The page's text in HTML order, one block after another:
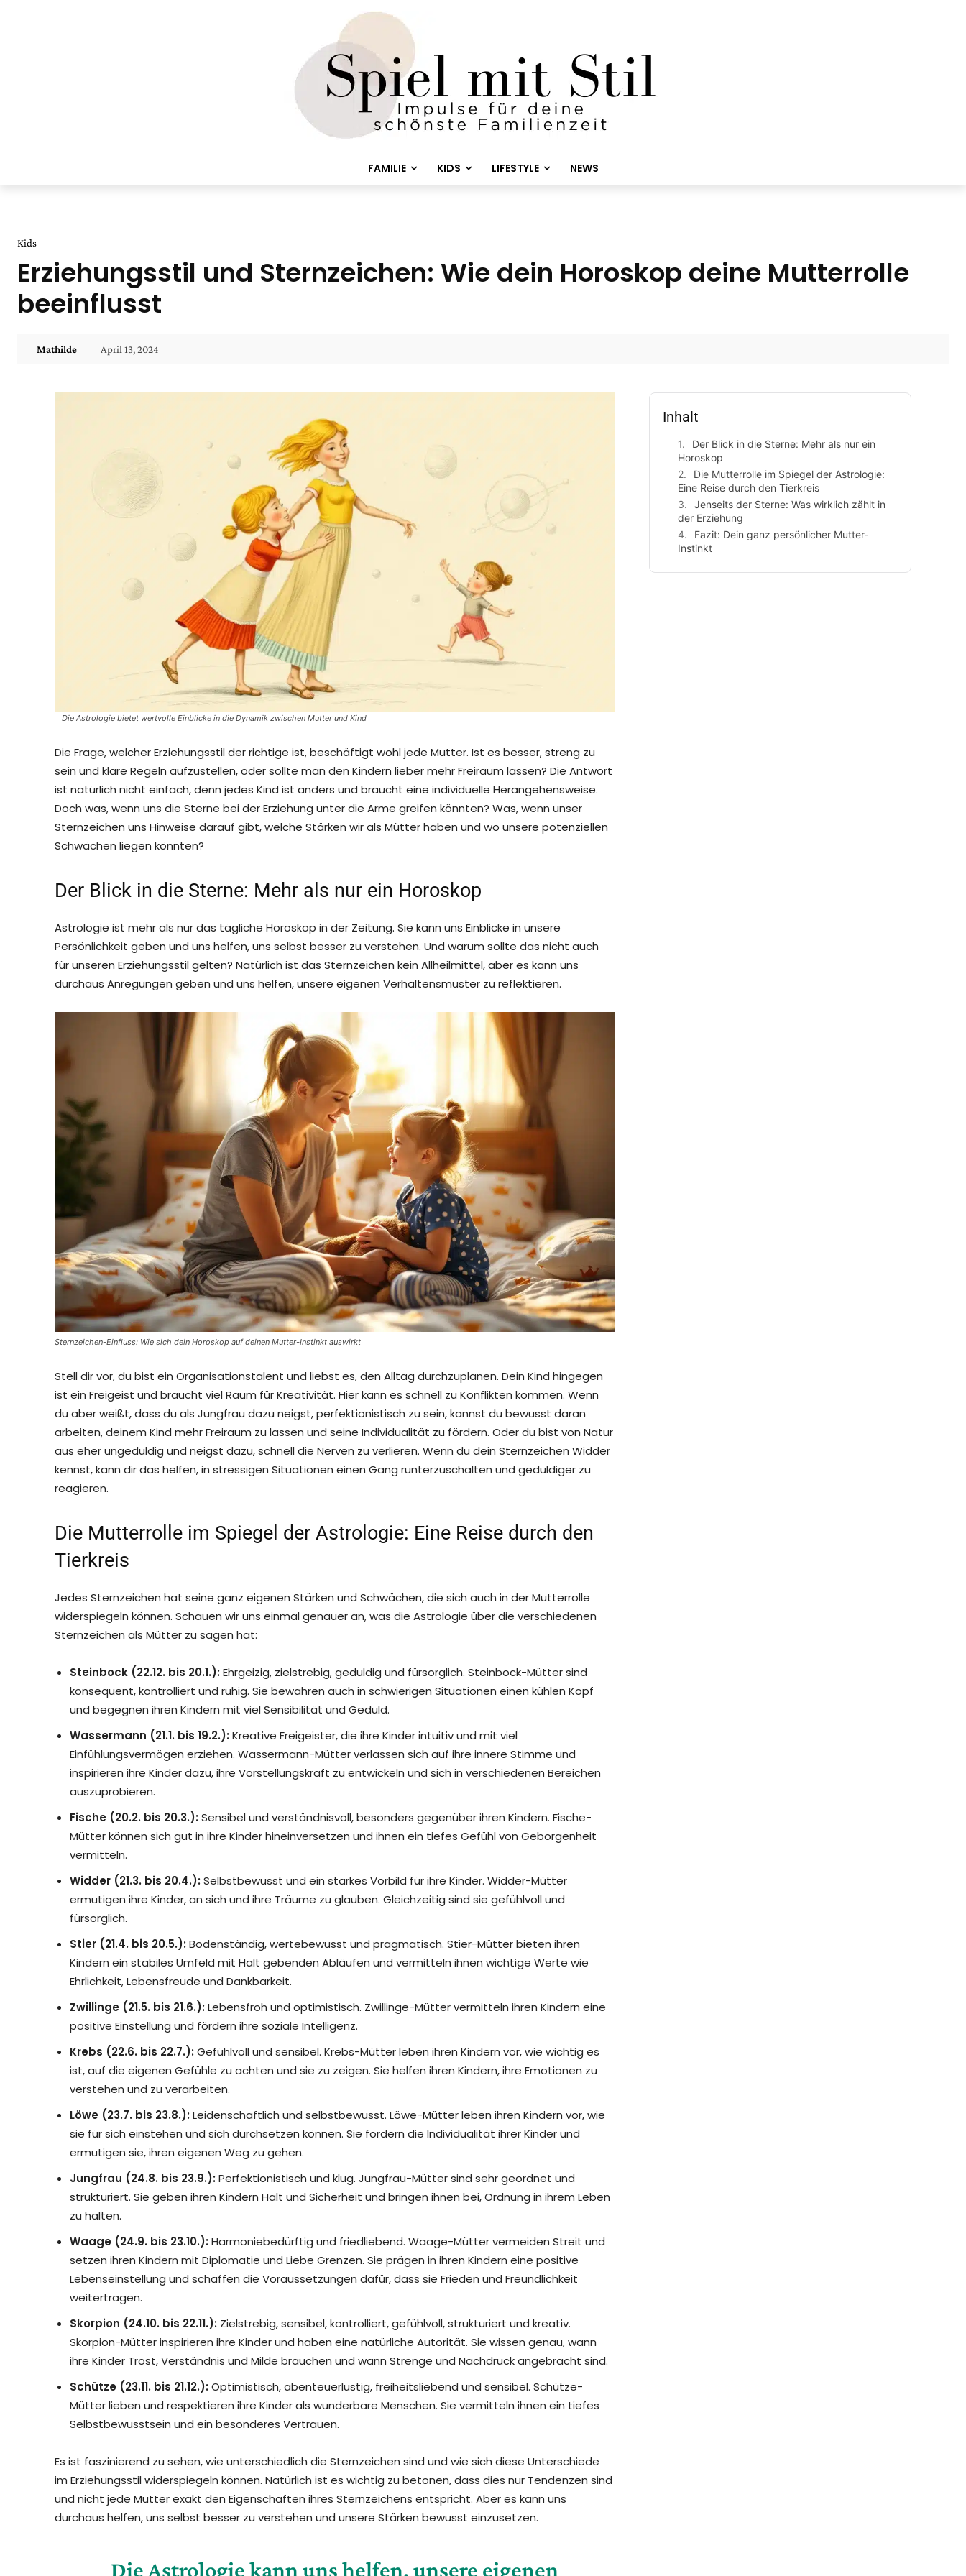
FAMILIE KIDS LIFESTYLE NEWS
Kids
Erziehungsstil und Sternzeichen: Wie dein Horoskop deine Mutterrolle
beeinflusst
Mathilde April 13, 2024
Die Astrologie bietet wertvolle Einblicke in die Dynamik zwischen Mutter und Kind
Die Frage, welcher Erziehungsstil der richtige ist, beschäftigt wohl jede Mutter. Ist es besser, streng zu
sein und klare Regeln aufzustellen, oder sollte man den Kindern lieber mehr Freiraum lassen? Die Antwort
ist natürlich nicht einfach, denn jedes Kind ist anders und braucht eine individuelle Herangehensweise.
Doch was, wenn uns die Sterne bei der Erziehung unter die Arme greifen könnten? Was, wenn unser
Sternzeichen uns Hinweise darauf gibt, welche Stärken wir als Mütter haben und wo unsere potenziellen
Schwächen liegen könnten?
Der Blick in die Sterne: Mehr als nur ein Horoskop
Astrologie ist mehr als nur das tägliche Horoskop in der Zeitung. Sie kann uns Einblicke in unsere
Persönlichkeit geben und uns helfen, uns selbst besser zu verstehen. Und warum sollte das nicht auch
für unseren Erziehungsstil gelten? Natürlich ist das Sternzeichen kein Allheilmittel, aber es kann uns
durchaus Anregungen geben und uns helfen, unsere eigenen Verhaltensmuster zu reflektieren.
Sternzeichen-Einfluss: Wie sich dein Horoskop auf deinen Mutter-Instinkt auswirkt
Stell dir vor, du bist ein Organisationstalent und liebst es, den Alltag durchzuplanen. Dein Kind hingegen
ist ein Freigeist und braucht viel Raum für Kreativität. Hier kann es schnell zu Konflikten kommen. Wenn
du aber weißt, dass du als Jungfrau dazu neigst, perfektionistisch zu sein, kannst du bewusst daran
arbeiten, deinem Kind mehr Freiraum zu lassen und seine Individualität zu fördern. Oder du bist von Natur
aus eher ungeduldig und neigst dazu, schnell die Nerven zu verlieren. Wenn du dein Sternzeichen Widder
kennst, kann dir das helfen, in stressigen Situationen einen Gang runterzuschalten und geduldiger zu
reagieren.
Die Mutterrolle im Spiegel der Astrologie: Eine Reise durch den
Tierkreis
Jedes Sternzeichen hat seine ganz eigenen Stärken und Schwächen, die sich auch in der Mutterrolle
widerspiegeln können. Schauen wir uns einmal genauer an, was die Astrologie über die verschiedenen
Sternzeichen als Mütter zu sagen hat:
Steinbock (22.12. bis 20.1.):Ehrgeizig, zielstrebig, geduldig und fürsorglich. Steinbock-Mütter sind
konsequent, kontrolliert und ruhig. Sie bewahren auch in schwierigen Situationen einen kühlen Kopf
und begegnen ihren Kindern mit viel Sensibilität und Geduld.
Wassermann (21.1. bis 19.2.):Kreative Freigeister, die ihre Kinder intuitiv und mit viel
Einfühlungsvermögen erziehen. Wassermann-Mütter verlassen sich auf ihre innere Stimme und
inspirieren ihre Kinder dazu, ihre Vorstellungskraft zu entwickeln und sich in verschiedenen Bereichen
auszuprobieren.
Fische (20.2. bis 20.3.):Sensibel und verständnisvoll, besonders gegenüber ihren Kindern. Fische-
Mütter können sich gut in ihre Kinder hineinversetzen und ihnen ein tiefes Gefühl von Geborgenheit
vermitteln.
Widder (21.3. bis 20.4.):Selbstbewusst und ein starkes Vorbild für ihre Kinder. Widder-Mütter
ermutigen ihre Kinder, an sich und ihre Träume zu glauben. Gleichzeitig sind sie gefühlvoll und
fürsorglich.
Stier (21.4. bis 20.5.):Bodenständig, wertebewusst und pragmatisch. Stier-Mütter bieten ihren
Kindern ein stabiles Umfeld mit Halt gebenden Abläufen und vermitteln ihnen wichtige Werte wie
Ehrlichkeit, Lebensfreude und Dankbarkeit.
Zwillinge (21.5. bis 21.6.):Lebensfroh und optimistisch. Zwillinge-Mütter vermitteln ihren Kindern eine
positive Einstellung und fördern ihre soziale Intelligenz.
Krebs (22.6. bis 22.7.):Gefühlvoll und sensibel. Krebs-Mütter leben ihren Kindern vor, wie wichtig es
ist, auf die eigenen Gefühle zu achten und sie zu zeigen. Sie helfen ihren Kindern, ihre Emotionen zu
verstehen und zu verarbeiten.
Löwe (23.7. bis 23.8.):Leidenschaftlich und selbstbewusst. Löwe-Mütter leben ihren Kindern vor, wie
sie für sich einstehen und sich durchsetzen können. Sie fördern die Individualität ihrer Kinder und
ermutigen sie, ihren eigenen Weg zu gehen.
Jungfrau (24.8. bis 23.9.):Perfektionistisch und klug. Jungfrau-Mütter sind sehr geordnet und
strukturiert. Sie geben ihren Kindern Halt und Sicherheit und bringen ihnen bei, Ordnung in ihrem Leben
zu halten.
Waage (24.9. bis 23.10.):Harmoniebedürftig und friedliebend. Waage-Mütter vermeiden Streit und
setzen ihren Kindern mit Diplomatie und Liebe Grenzen. Sie prägen in ihren Kindern eine positive
Lebenseinstellung und schaffen die Voraussetzungen dafür, dass sie Frieden und Freundlichkeit
weitertragen.
Skorpion (24.10. bis 22.11.): Zielstrebig, sensibel, kontrolliert, gefühlvoll, strukturiert und kreativ.
Skorpion-Mütter inspirieren ihre Kinder und haben eine natürliche Autorität. Sie wissen genau, wann
ihre Kinder Trost, Verständnis und Milde brauchen und wann Strenge und Nachdruck angebracht sind.
Schütze (23.11. bis 21.12.):Optimistisch, abenteuerlustig, freiheitsliebend und sensibel. Schütze-
Mütter lieben und respektieren ihre Kinder als wunderbare Menschen. Sie vermitteln ihnen ein tiefes
Selbstbewusstsein und ein besonderes Vertrauen.
Es ist faszinierend zu sehen, wie unterschiedlich die Sternzeichen sind und wie sich diese Unterschiede
im Erziehungsstil widerspiegeln können. Natürlich ist es wichtig zu betonen, dass dies nur Tendenzen sind
und nicht jede Mutter exakt den Eigenschaften ihres Sternzeichens entspricht. Aber es kann uns
durchaus helfen, uns selbst besser zu verstehen und unsere Stärken bewusst einzusetzen.
Die Astrologie kann uns helfen, unsere eigenen
Inhalt
Der Blick in die Sterne: Mehr als nur ein
Horoskop
Die Mutterrolle im Spiegel der Astrologie:
Eine Reise durch den Tierkreis
Jenseits der Sterne: Was wirklich zählt in
der Erziehung
Fazit: Dein ganz persönlicher Mutter-
Instinkt